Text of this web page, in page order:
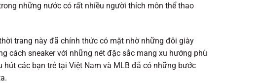
những nước có rất nhiều người thích môn thể thao
trang này đã chính thức có mặt nhờ những đôi giày
cách sneaker với những nét đặc sắc mang xu hướng phù
hút các bạn trẻ tại Việt Nam và MLB đã có những bước